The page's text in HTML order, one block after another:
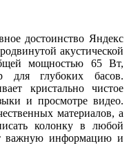
достоинство Яндекс
акустической
мощностью 65 Вт,
для глубоких басов.
кристально чистое
и просмотре видео.
материалов, а
колонку в любой
важную информацию и